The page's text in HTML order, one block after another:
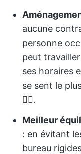
aucune
personne
peut
ses horaires
se sent le
🤸‍♂️.
Meilleur
: en évitant
bureau